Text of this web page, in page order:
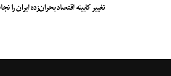
تغییر کابینه اقتصاد بحران‌زده ایران را